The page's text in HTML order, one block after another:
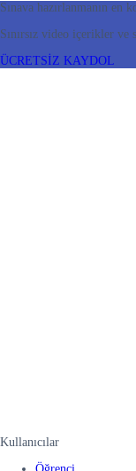
Sınava hazırlanmanın en
Sınırsız video içerikler ve
ÜCRETSİZ KAYDOL
Kullanıcılar